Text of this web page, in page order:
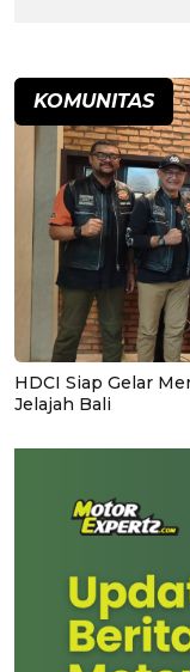
KOMUNITAS
HDCI Siap Gelar
Jelajah Bali